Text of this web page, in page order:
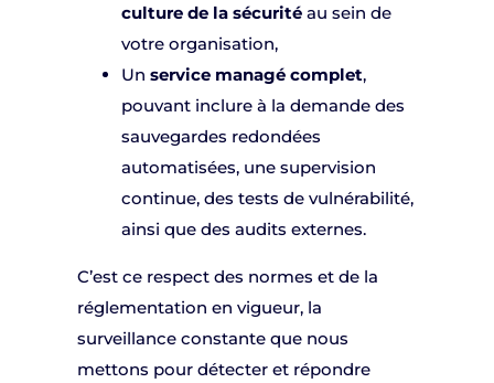
culture de la sécuritéau sein de
votre organisation,
Un service managé complet,
pouvant inclure à la demande des
sauvegardes redondées
automatisées, une supervision
continue, des tests de vulnérabilité,
ainsi que des audits externes.
C’est ce respect des normes et de la
réglementation en vigueur, la
surveillance constante que nous
mettons pour détecter et répondre